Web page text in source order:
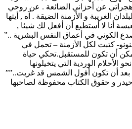
عن أحزاني الضائعة . عن روحي
الغريبة و الأزمنة الضيقة . آه , أيتها
أنا لا أستطيع أن أفعل لك شيئا ,
الكوني في أعماق النفس البشرية ..”
كتبت لكل الأزمنة – تحمل في
أن تكون للمستقبل.تحكي حياة
الأحلام الوردية التي يتخيلونها
بعد أن تكون أفول الشمس قد غربت..””
و حقوق الكتاب محفوظة لصاحبها